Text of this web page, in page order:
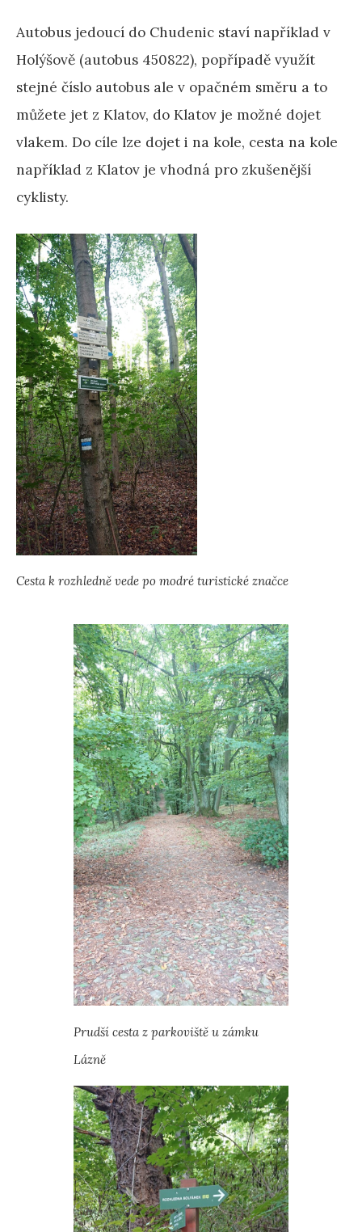
Autobus jedoucí do Chudenic staví například v
Holýšově (autobus 450822), popřípadě využít
stejné číslo autobus ale v opačném směru a to
můžete jet z Klatov, do Klatov je možné dojet
vlakem. Do cíle lze dojet i na kole, cesta na kole
například z Klatov je vhodná pro zkušenější
cyklisty.
Cesta k rozhledně vede po modré turistické značce
Prudší cesta z parkoviště u zámku
Lázně